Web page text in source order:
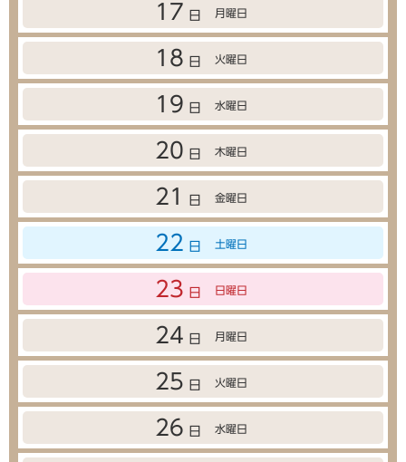
17 日 月曜日
18 日 火曜日
19 日 水曜日
20 日 木曜日
21 日 金曜日
22 日 土曜日
23 日 日曜日
24 日 月曜日
25 日 火曜日
26 日 水曜日